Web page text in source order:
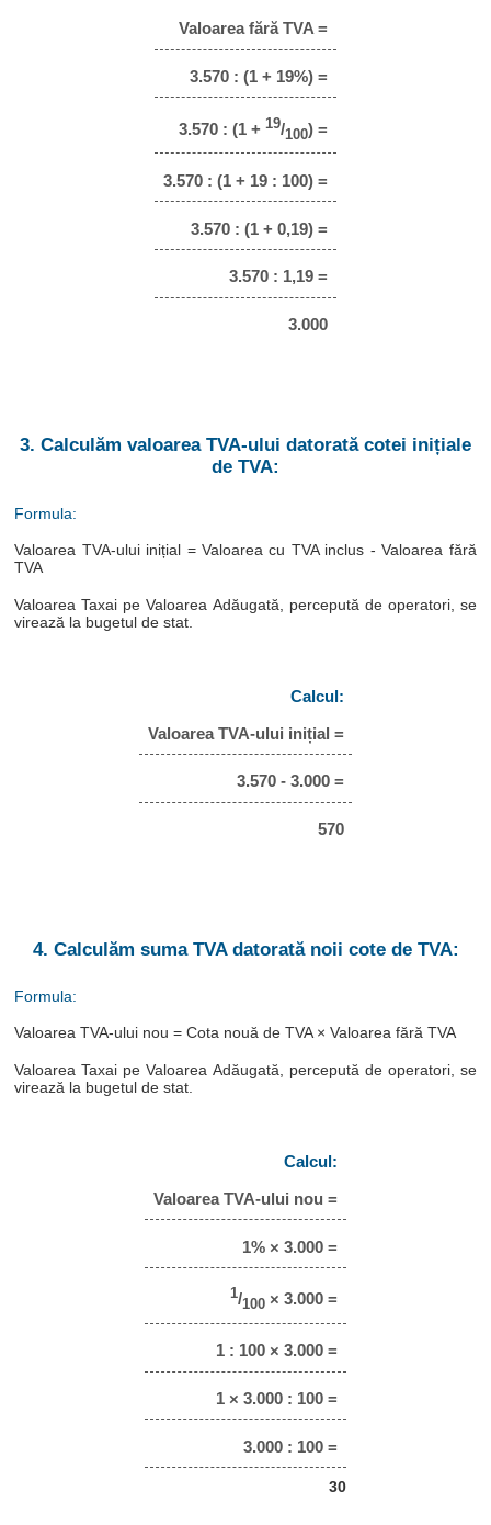
Valoarea fără TVA =
3.570 : (1 + 19%) =
3.570 : (1 + 19/100) =
3.570 : (1 + 19 : 100) =
3.570 : (1 + 0,19) =
3.570 : 1,19 =
3.000
3. Calculăm valoarea TVA-ului datorată cotei inițiale
de TVA:
Formula:
Valoarea TVA-ului inițial = Valoarea cu TVA inclus - Valoarea fără
TVA
Valoarea Taxai pe Valoarea Adăugată, percepută de operatori, se
virează la bugetul de stat.
Calcul:
Valoarea TVA-ului inițial =
3.570 - 3.000 =
570
4. Calculăm suma TVA datorată noii cote de TVA:
Formula:
Valoarea TVA-ului nou = Cota nouă de TVA × Valoarea fără TVA
Valoarea Taxai pe Valoarea Adăugată, percepută de operatori, se
virează la bugetul de stat.
Calcul:
Valoarea TVA-ului nou =
1% × 3.000 =
1/100 × 3.000 =
1 : 100 × 3.000 =
1 × 3.000 : 100 =
3.000 : 100 =
30